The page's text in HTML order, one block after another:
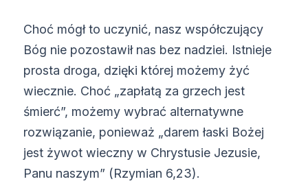
Choć mógł to uczynić, nasz współczujący
Bóg nie pozostawił nas bez nadziei. Istnieje
prosta droga, dzięki której możemy żyć
wiecznie. Choć „zapłatą za grzech jest
śmierć”, możemy wybrać alternatywne
rozwiązanie, ponieważ „darem łaski Bożej
jest żywot wieczny w Chrystusie Jezusie,
Panu naszym” (Rzymian 6,23).